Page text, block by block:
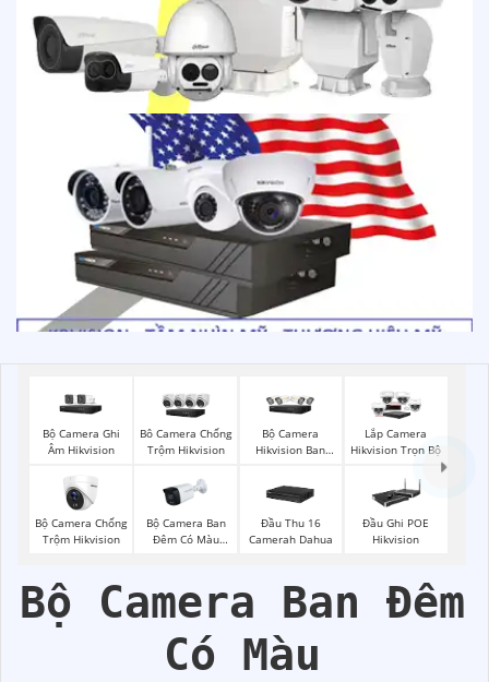
Bộ Camera Ghi
Âm Hikvision
Bô Camera Chống
Trộm Hikvision
Bộ Camera
Hikvision Ban
Lắp Camera
Hikvision Trọn Bộ
Bộ Camera Chống
Trộm Hikvision
Bộ Camera Ban
Đêm Có Màu
Đầu Thu 16
Camerah Dahua
Đầu Ghi POE
Hikvision
Bộ Camera Ban Đêm
Có Màu